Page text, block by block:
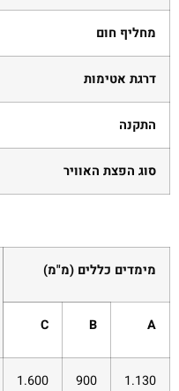
מחליף חום
דרגת אטימות
התקנה
סוג הפצת האוויר
מימדים כללים (מ"מ)
A
B
C
1.130
900
1.600